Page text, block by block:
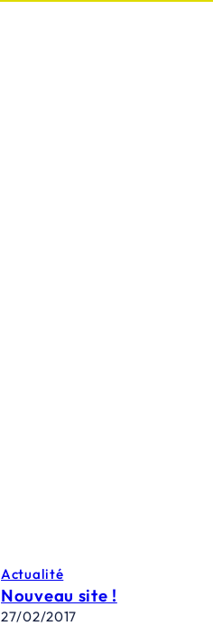
Actualité
Nouveau site !
27/02/2017